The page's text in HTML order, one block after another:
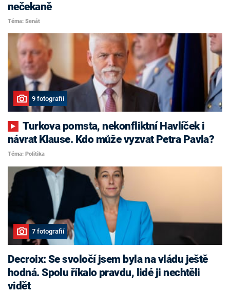
nečekaně
Téma: Senát
9 fotografií
Turkova pomsta, nekonfliktní Havlíček i
návrat Klause. Kdo může vyzvat Petra Pavla?
Téma: Politika
7 fotografií
Decroix: Se svoločí jsem byla na vládu ještě
hodná. Spolu říkalo pravdu, lidé ji nechtěli
vidět